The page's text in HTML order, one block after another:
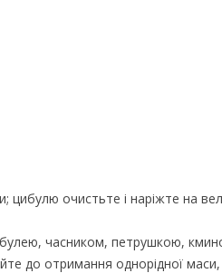
цибулю очистьте і наріжте на
часником, петрушкою,
до отримання однорідної